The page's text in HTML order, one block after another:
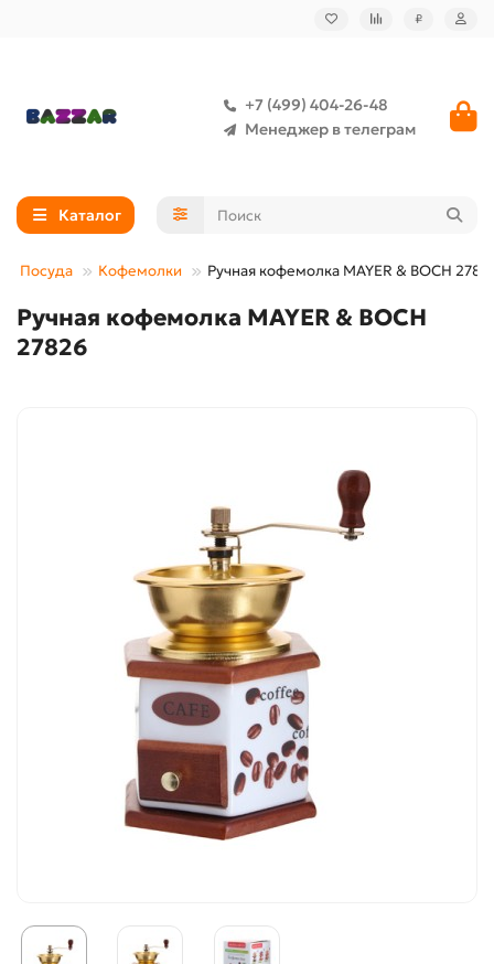
₽
+7 (499) 404-26-48
Менеджер в телеграм
Каталог
Посуда Кофемолки Ручная кофемолка MAYER & BOCH
Ручная кофемолка MAYER & BOCH
27826